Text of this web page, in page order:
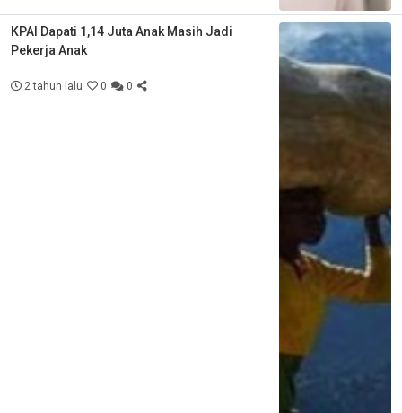
KPAI Dapati 1,14 Juta Anak Masih Jadi
Pekerja Anak
2 tahun lalu 0 0